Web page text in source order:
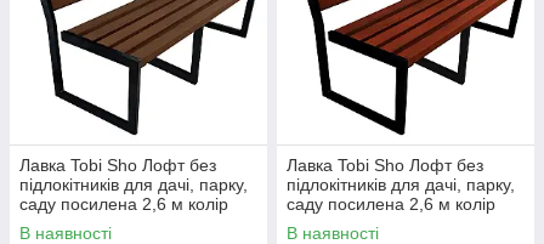
Лавка Tobi Sho Лофт без
підлокітників для дачі, парку,
саду посилена 2,6 м колір
горіх
В наявності
Лавка Tobi Sho Лофт без
підлокітників для дачі, парку,
саду посилена 2,6 м колір
махагоній
В наявності